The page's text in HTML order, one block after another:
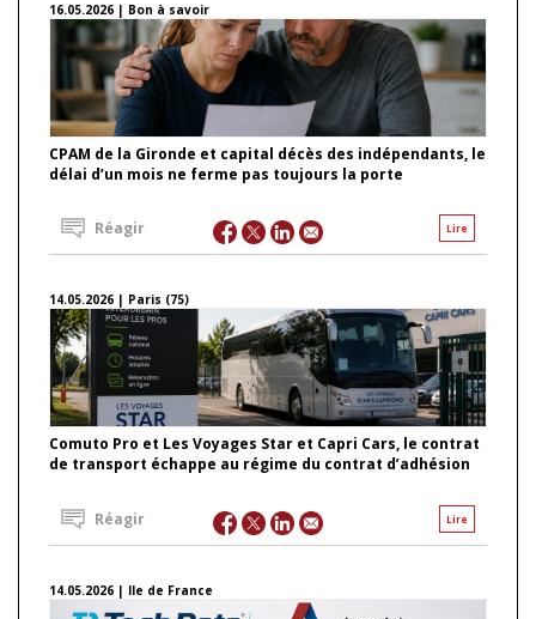
16.05.2026 | Bon à savoir
CPAM de la Gironde et capital décès des indépendants, le
délai d’un mois ne ferme pas toujours la porte
Lire
Réagir
14.05.2026 | Paris (75)
Comuto Pro et Les Voyages Star et Capri Cars, le contrat
de transport échappe au régime du contrat d’adhésion
Lire
Réagir
14.05.2026 | Ile de France